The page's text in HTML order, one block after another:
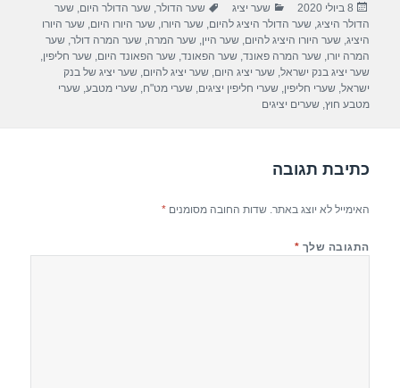
e
b
o
o
er
e
פורסם
בתאריך
8 ביולי 2020 קטגוריות
שער יציג תגיות
שער הדולר,שער הדולר היום,שער
הדולר היציג,שער הדולר היציג להיום,שער היורו,שער היורו היום,שער היורו
היציג,שער היורו היציג להיום,שער היין,שער המרה,שער המרה דולר,שער
המרה יורו,שער המרה פאונד,שער הפאונד,שער הפאונד היום,שער חליפין,
שער יציג בנק ישראל,שער יציג היום,שער יציג להיום,שער יציג של בנק
ישראל,שערי חליפין,שערי חליפין יציגים,שערי מט"ח,שערי מטבע,שערי
מטבע חוץ,שערים יציגים
כתיבת תגובה
האימייל לא יוצג באתר. שדות החובה מסומנים*
התגובה שלך *